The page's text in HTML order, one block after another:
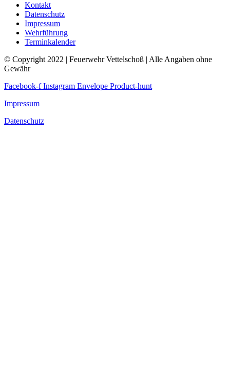
Kontakt
Datenschutz
Impressum
Wehrführung
Terminkalender
© Copyright 2022 | Feuerwehr Vettelschoß | Alle Angaben ohne
Gewähr
Facebook-f Instagram Envelope Product-hunt
Impressum
Datenschutz